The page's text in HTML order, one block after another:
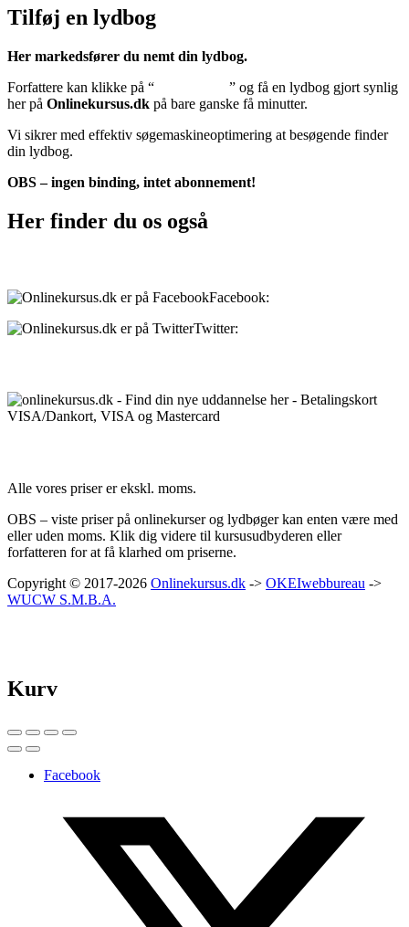
Tilføj en lydbog
Her markedsfører du nemt din lydbog.
Forfattere kan klikke på “
” og få en lydbog gjort synlig
her på Onlinekursus.dk på bare ganske få minutter.
Vi sikrer med effektiv søgemaskineoptimering at besøgende finder
din lydbog.
OBS – ingen binding, intet abonnement!
Her finder du os også
Facebook:
Twitter:
Alle vores priser er ekskl. moms.
OBS – viste priser på onlinekurser og lydbøger kan enten være med
eller uden moms. Klik dig videre til kursusudbyderen eller
forfatteren for at få klarhed om priserne.
Copyright © 2017-2026 Onlinekursus.dk -> OKEIwebbureau ->
WUCW S.M.B.A.
Kurv
Facebook